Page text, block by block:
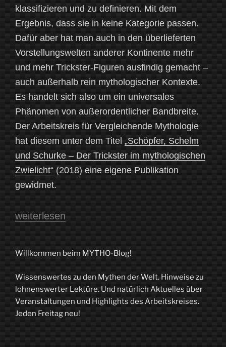
klassifizieren und zu definieren. Mit dem
Ergebnis, dass sie in keine Kategorie passen.
Dafür aber hat man auch in den überlieferten
Vorstellungswelten anderer Kontinente mehr
und mehr Trickster-Figuren ausfindig gemacht –
auch außerhalb rein mythologischer Kontexte.
Es handelt sich also um ein universales
Phänomen von außerordentlicher Bandbreite.
Der Arbeitskreis für Vergleichende Mythologie
hat diesem unter dem Titel „Schöpfer, Schelm
und Schurke – Der Trickster im mythologischen
Zwielicht“ (2018) eine eigene Publikation
gewidmet.
„Lügen,
und
Odysseus,
der
etwas
weiterlesen
Willkommen beim MYTHO-Blog!
Wissenswertes zu den Mythen der Welt. Hinweise zu
lohnenswerter Lektüre. Und natürlich Aktuelles über
Veranstaltungen und Highlights des Arbeitskreises.
Jeden Freitag neu!